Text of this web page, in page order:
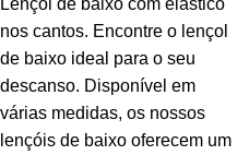
Lençol de baixo com elástico
nos cantos. Encontre o lençol
de baixo ideal para o seu
descanso. Disponível em
várias medidas, os nossos
lençóis de baixo oferecem um